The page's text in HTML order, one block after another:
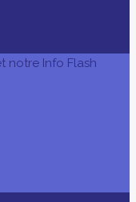
notre Info Flash